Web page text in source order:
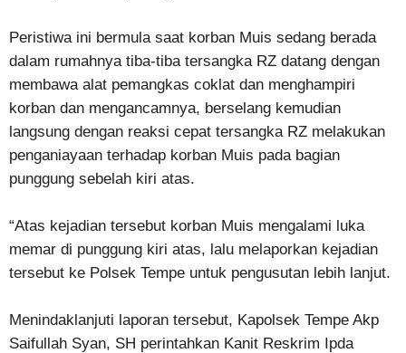
Peristiwa ini bermula saat korban Muis sedang berada
dalam rumahnya tiba-tiba tersangka RZ datang dengan
membawa alat pemangkas coklat dan menghampiri
korban dan mengancamnya, berselang kemudian
langsung dengan reaksi cepat tersangka RZ melakukan
penganiayaan terhadap korban Muis pada bagian
punggung sebelah kiri atas.
“Atas kejadian tersebut korban Muis mengalami luka
memar di punggung kiri atas, lalu melaporkan kejadian
tersebut ke Polsek Tempe untuk pengusutan lebih lanjut.
Menindaklanjuti laporan tersebut, Kapolsek Tempe Akp
Saifullah Syan, SH perintahkan Kanit Reskrim Ipda